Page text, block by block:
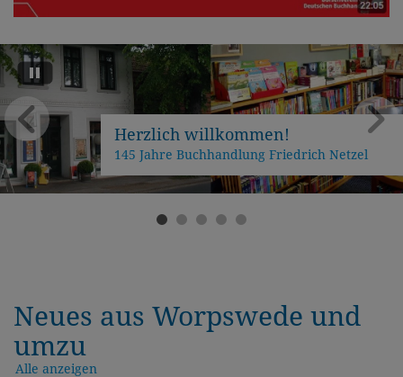
Herzlich willkommen!
145 Jahre Buchhandlung Friedrich Netzel
Neues aus Worpswede und
umzu
Alle anzeigen